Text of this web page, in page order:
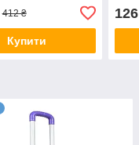
412 ₴
Купити
126